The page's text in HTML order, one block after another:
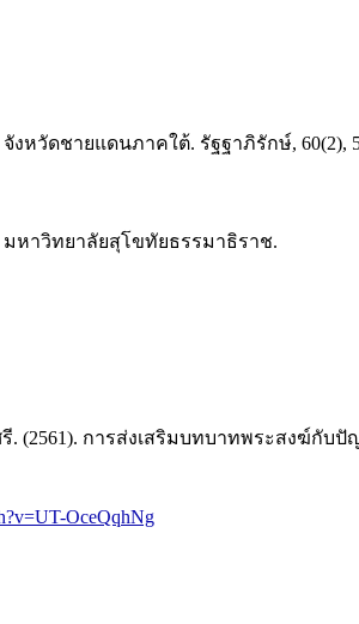
วัดชายแดนภาคใต้. รัฐฐาภิรักษ์, 60(2),
หาวิทยาลัยสุโขทัยธรรมาธิราช.
การส่งเสริมบทบาทพระสงฆ์กับ
OceQqhNg